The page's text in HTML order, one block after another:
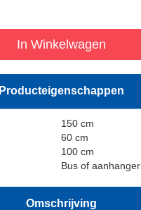
In Winkelwagen
Producteigenschappen
150 cm
60 cm
100 cm
Bus of aanhanger
Omschrijving